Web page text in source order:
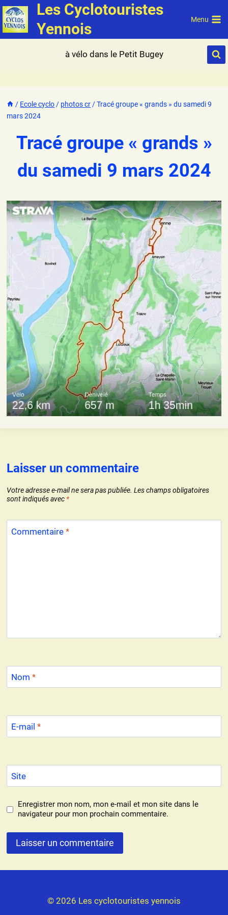
Aller
au
contenu
Les Cyclotouristes
Yennois
Menu
à vélo dans le Petit Bugey
/ Ecole cyclo / photos cr / Tracé groupe « grands » du samedi 9
mars 2024
Tracé groupe « grands »
du samedi 9 mars 2024
Laisser un commentaire
Votre adresse e-mail ne sera pas publiée. Les champs obligatoires
sont indiqués avec *
Commentaire *
Nom *
E-mail *
Site
Enregistrer mon nom, mon e-mail et mon site dans le
navigateur pour mon prochain commentaire.
© 2026 Les cyclotouristes yennois